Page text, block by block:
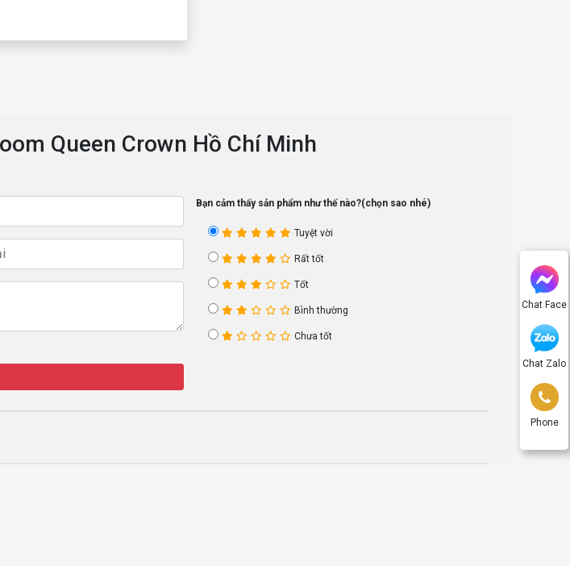
Chat Face
Chat Zalo
Phone
Queen Crown Hồ Chí Minh
Bạn cảm thấy sản phẩm như thế nào?(chọn sao nhé)
Tuyệt vời
Rất tốt
Tốt
Bình thường
Chưa tốt